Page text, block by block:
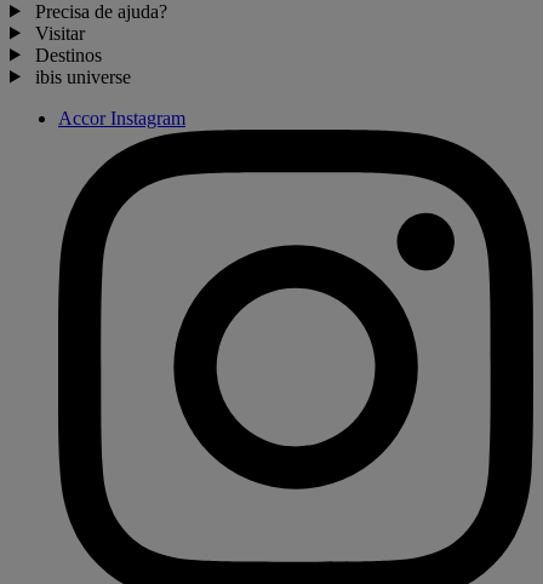
Precisa de ajuda?
Visitar
Destinos
ibis universe
Accor Instagram